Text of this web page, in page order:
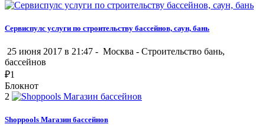
Сервиспулс услуги по строительству бассейнов, саун, бань
25 июня 2017 в 21:47 - Москва - Строительство бань,
бассейнов
₽1
Блокнот
2
Shoppools Магазин бассейнов